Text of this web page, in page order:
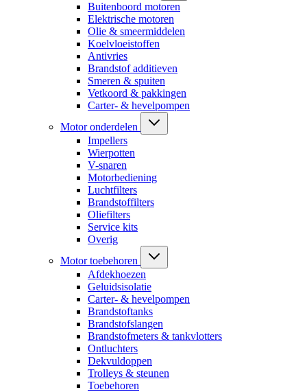
Buitenboord motoren
Elektrische motoren
Olie & smeermiddelen
Koelvloeistoffen
Antivries
Brandstof additieven
Smeren & spuiten
Vetkoord & pakkingen
Carter- & hevelpompen
Motor onderdelen
Impellers
Wierpotten
V-snaren
Motorbediening
Luchtfilters
Brandstoffilters
Oliefilters
Service kits
Overig
Motor toebehoren
Afdekhoezen
Geluidsisolatie
Carter- & hevelpompen
Brandstoftanks
Brandstofslangen
Brandstofmeters & tankvlotters
Ontluchters
Dekvuldoppen
Trolleys & steunen
Toebehoren